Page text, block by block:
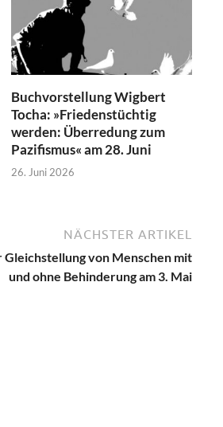
Buchvorstellung Wigbert
Tocha: »Friedenstüchtig
werden: Überredung zum
Pazifismus« am 28. Juni
26. Juni 2026
NÄCHSTER ARTIKEL
Gleichstellung von Menschen mit
und ohne Behinderung am 3. Mai